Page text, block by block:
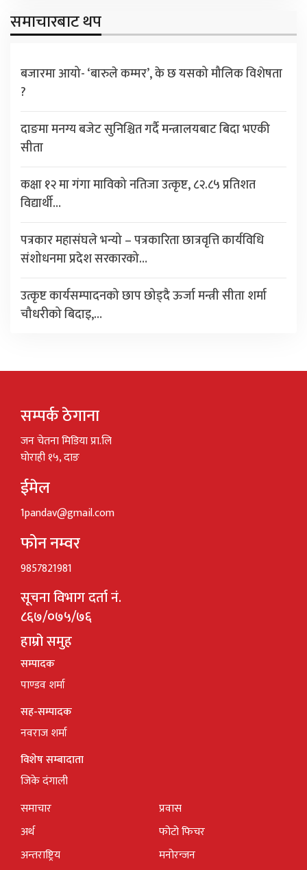
समाचारबाट थप
बजारमा आयो- ‘बारुले कम्मर’, के छ यसको मौलिक विशेषता
?
दाङमा मनग्य बजेट सुनिश्चित गर्दै मन्त्रालयबाट बिदा भएकी
सीता
कक्षा १२ मा गंगा माविको नतिजा उत्कृष्ट, ८२.८५ प्रतिशत
विद्यार्थी…
पत्रकार महासंघले भन्यो – पत्रकारिता छात्रवृत्ति कार्यविधि
संशोधनमा प्रदेश सरकारको…
उत्कृष्ट कार्यसम्पादनको छाप छोड्दै ऊर्जा मन्त्री सीता शर्मा
चौधरीको बिदाइ,…
सम्पर्क ठेगाना
जन चेतना मिडिया प्रा.लि
घोराही १५, दाङ
ईमेल
1pandav@gmail.com
फोन नम्वर
9857821981
सूचना विभाग दर्ता नं.
८६७/०७५/७६
हाम्रो समुह
सम्पादक
पाण्डव शर्मा
सह-सम्पादक
नवराज शर्मा
विशेष सम्बादाता
जिके दंगाली
समाचार
अर्थ
अन्तराष्ट्रिय
प्रवास
फोटो फिचर
मनोरन्जन